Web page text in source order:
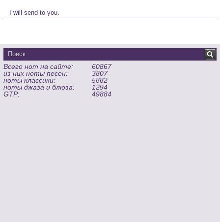
   I will send to you.
Всего нот на сайте:
60867
из них ноты песен:
3807
ноты классики:
5882
ноты джаза и блюза:
1294
GTP:
49884